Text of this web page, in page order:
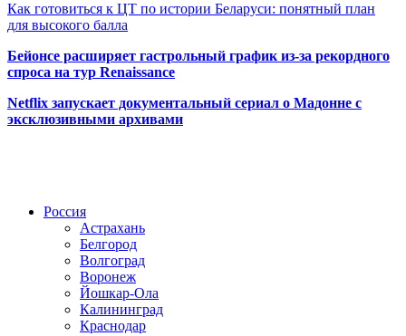
Как готовиться к ЦТ по истории Беларуси: понятный план
для высокого балла
Бейонсе расширяет гастрольный график из-за рекордного
спроса на тур Renaissance
Netflix запускает документальный сериал о Мадонне с
эксклюзивными архивами
Россия
Астрахань
Белгород
Волгоград
Воронеж
Йошкар-Ола
Калининград
Краснодар